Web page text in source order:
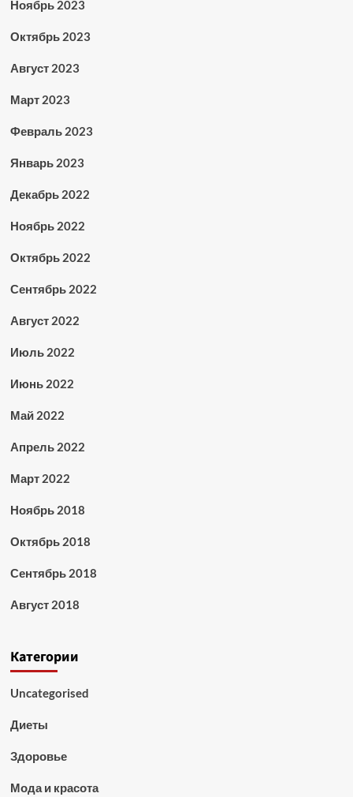
Ноябрь 2023
Октябрь 2023
Август 2023
Март 2023
Февраль 2023
Январь 2023
Декабрь 2022
Ноябрь 2022
Октябрь 2022
Сентябрь 2022
Август 2022
Июль 2022
Июнь 2022
Май 2022
Апрель 2022
Март 2022
Ноябрь 2018
Октябрь 2018
Сентябрь 2018
Август 2018
Категории
Uncategorised
Диеты
Здоровье
Мода и красота